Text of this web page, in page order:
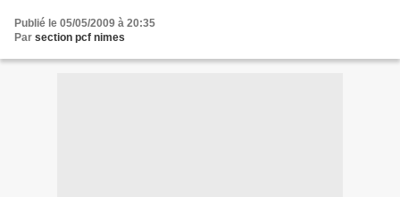
Publié le 05/05/2009 à 20:35
Par section pcf nimes